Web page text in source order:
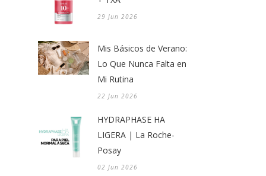
29 Jun 2026
Mis Básicos de Verano:
Lo Que Nunca Falta en
Mi Rutina
22 Jun 2026
HYDRAPHASE HA
LIGERA | La Roche-
Posay
02 Jun 2026